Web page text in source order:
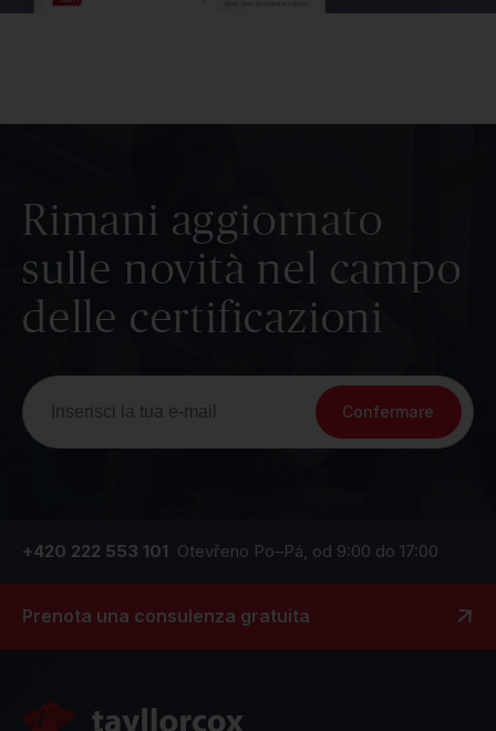
Rimani aggiornato
sulle novità nel campo
delle certificazioni
Confermare
+420 222 553 101 Otevřeno Po–Pá, od 9:00 do 17:00
Prenota una consulenza gratuita